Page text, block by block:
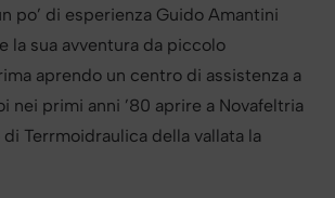
po’ di esperienza Guido Amantini
la sua avventura da piccolo
aprendo un centro di assistenza a
nei primi anni ’80 aprire a Novafeltria
Terrmoidraulica della vallata la